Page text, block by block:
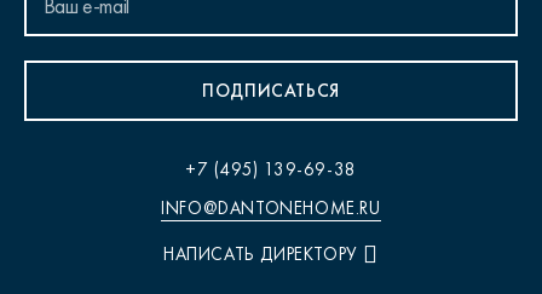
ПОДПИСАТЬСЯ
+7 (495) 139-69-38
INFO@DANTONEHOME.RU
НАПИСАТЬ ДИРЕКТОРУ